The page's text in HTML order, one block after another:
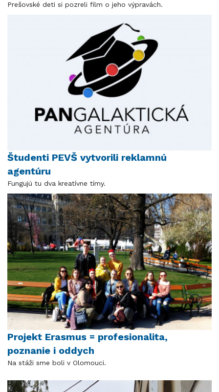
Prešovské deti si pozreli film o jeho výpravách.
Študenti PEVŠ vytvorili reklamnú
agentúru
Fungujú tu dva kreatívne tímy.
Projekt Erasmus = profesionalita,
poznanie i oddych
Na stáži sme boli v Olomouci.